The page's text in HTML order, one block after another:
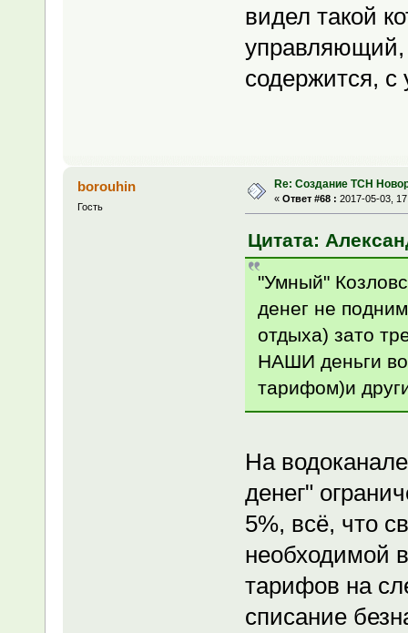
видел такой
управляющий,
содержится,
borouhin
Гость
Re: Создание ТСН
« Ответ #68 : 2017-05-03,
Цитата:
"Умный"
денег не
отдыха) зато
НАШИ деньги
тарифом)и
На
денег"
5%, всё, что
необходимой
тарифов на
списание